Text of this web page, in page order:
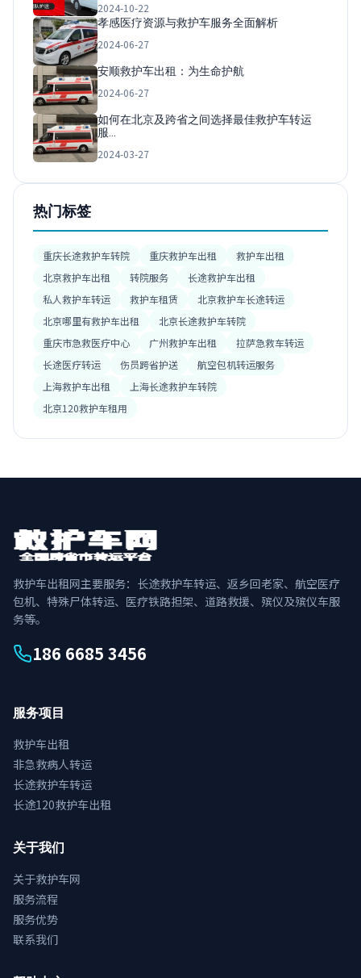
2024-10-22
孝感医疗资源与救护车服务全面解析
2024-06-27
安顺救护车出租：为生命护航
2024-06-27
如何在北京及跨省之间选择最佳救护车转运
服…
2024-03-27
热门标签
重庆长途救护车转院 重庆救护车出租
救护车出租
北京救护车出租
转院服务
长途救护车出租
私人救护车转运
救护车租赁
北京救护车长途转运
北京哪里有救护车出租
北京长途救护车转院
重庆市急救医疗中心
广州救护车出租
拉萨急救车转运
长途医疗转运
伤员跨省护送
航空包机转运服务
上海救护车出租
上海长途救护车转院
北京120救护车租用
救护车出租网主要服务：长途救护车转运、返乡回老家、航空医疗
包机、特殊尸体转运、医疗铁路担架、道路救援、殡仪及殡仪车服
务等。
186 6685 3456
服务项目
救护车出租
非急救病人转运
长途救护车转运
长途120救护车出租
关于我们
关于救护车网
服务流程
服务优势
联系我们